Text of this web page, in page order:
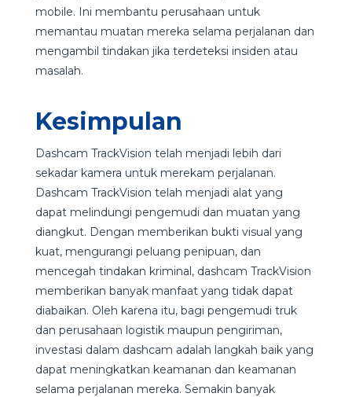
mobile. Ini membantu perusahaan untuk
memantau muatan mereka selama perjalanan dan
mengambil tindakan jika terdeteksi insiden atau
masalah.
Kesimpulan
Dashcam TrackVision telah menjadi lebih dari
sekadar kamera untuk merekam perjalanan.
Dashcam TrackVision telah menjadi alat yang
dapat melindungi pengemudi dan muatan yang
diangkut. Dengan memberikan bukti visual yang
kuat, mengurangi peluang penipuan, dan
mencegah tindakan kriminal, dashcam TrackVision
memberikan banyak manfaat yang tidak dapat
diabaikan. Oleh karena itu, bagi pengemudi truk
dan perusahaan logistik maupun pengiriman,
investasi dalam dashcam adalah langkah baik yang
dapat meningkatkan keamanan dan keamanan
selama perjalanan mereka. Semakin banyak